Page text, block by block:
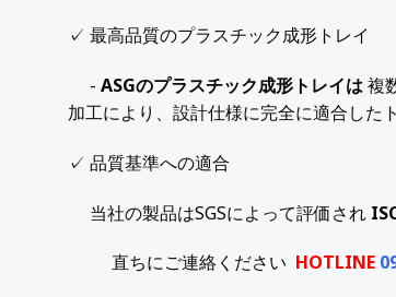
✓ 最高品質のプラスチック成形トレイ
- ASGのプラスチック成形トレイは複
加工により、設計仕様に完全に適合した
✓ 品質基準への適合
当社の製品はSGSによって評価され
直ちにご連絡ください HOTLINE